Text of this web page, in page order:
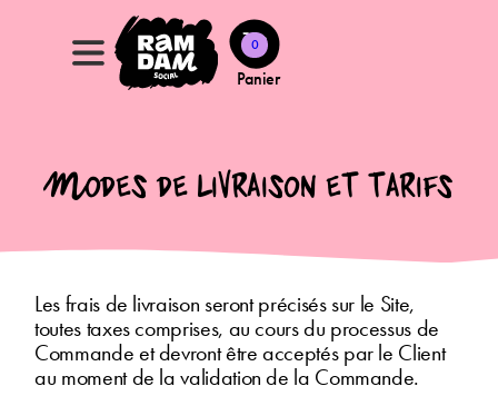
0
Panier
Modes de livraison et tarifs
Les frais de livraison seront précisés sur le Site,
toutes taxes comprises, au cours du processus de
Commande et devront être acceptés par le Client
au moment de la validation de la Commande.